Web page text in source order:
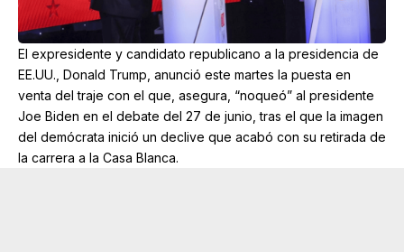
El expresidente y candidato republicano a la presidencia de
EE.UU., Donald Trump, anunció este martes la puesta en
venta del traje con el que, asegura, “noqueó” al presidente
Joe Biden en el debate del 27 de junio, tras el que la imagen
del demócrata inició un declive que acabó con su retirada de
la carrera a la Casa Blanca.